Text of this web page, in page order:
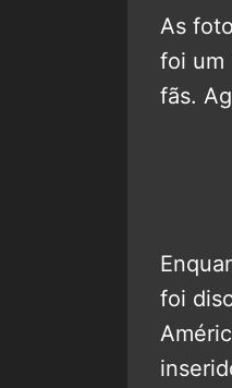
As
foi um
fãs.
foi